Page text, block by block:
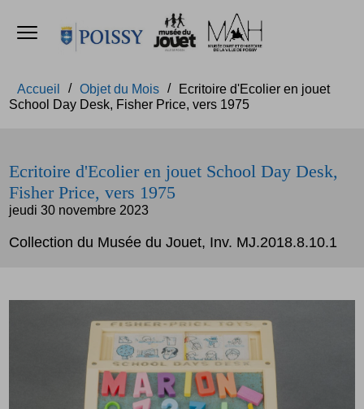
Accèder directement au contenu
Accèder directement au contenu
Ouvrir le menu
Accueil Objet du Mois
Ecritoire d'Ecolier en jouet
School Day Desk, Fisher Price, vers 1975
Ecritoire d'Ecolier en jouet School Day Desk,
Fisher Price, vers 1975
jeudi 30 novembre 2023
Collection du Musée du Jouet, Inv. MJ.2018.8.10.1